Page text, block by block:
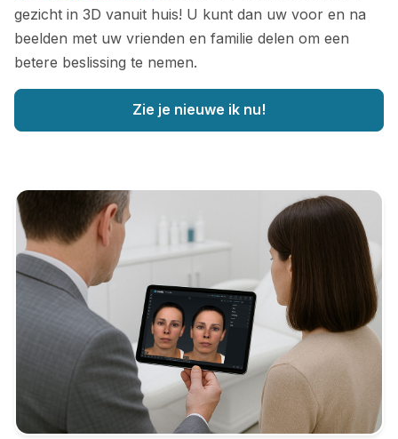
gezicht in 3D vanuit huis! U kunt dan uw voor en na
beelden met uw vrienden en familie delen om een
betere beslissing te nemen.
Zie je nieuwe ik nu!